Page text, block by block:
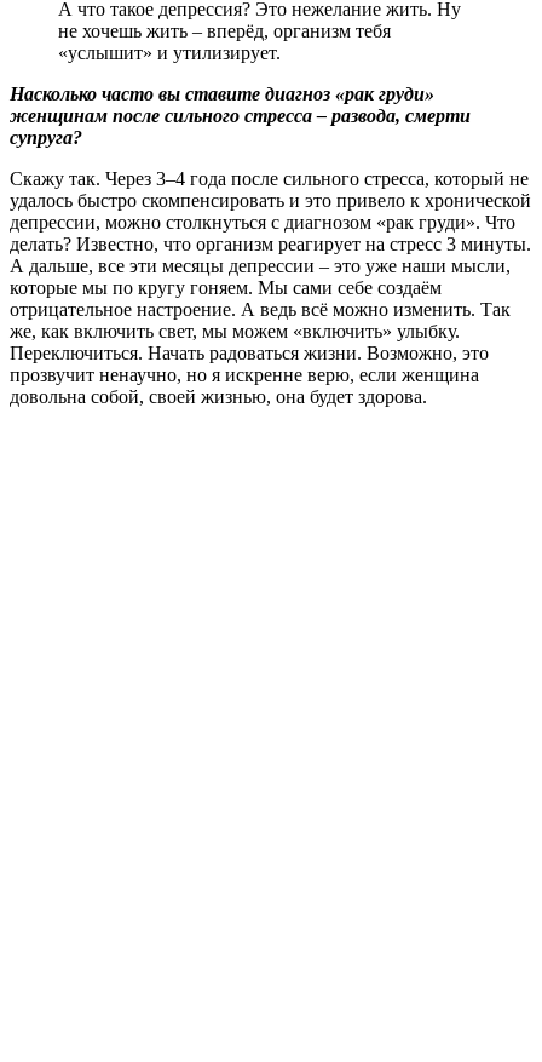
А что такое депрессия? Это нежелание жить. Ну
не хочешь жить – вперёд, организм тебя
«услышит» и утилизирует.
Насколько часто вы ставите диагноз «рак груди»
женщинам после сильного стресса – развода, смерти
супруга?
Скажу так. Через 3–4 года после сильного стресса, который не
удалось быст­ро скомпенсировать и это привело к хронической
депрессии, можно столкнуться с диагнозом «рак груди». Что
делать? Известно, что организм реагирует на стресс 3 минуты.
А дальше, все эти месяцы депрессии – это уже наши мысли,
которые мы по кругу гоняем. Мы сами себе создаём
отрицательное настроение. А ведь всё можно изменить. Так
же, как включить свет, мы можем «включить» улыбку.
Переключиться. Начать радоваться жизни. Возможно, это
прозвучит ненаучно, но я искренне верю, если женщина
довольна собой, своей жизнью, она будет здорова.